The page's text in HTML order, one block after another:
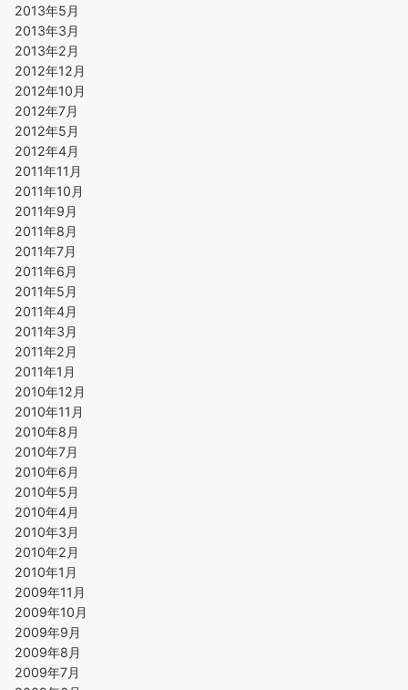
2013年5月
2013年3月
2013年2月
2012年12月
2012年10月
2012年7月
2012年5月
2012年4月
2011年11月
2011年10月
2011年9月
2011年8月
2011年7月
2011年6月
2011年5月
2011年4月
2011年3月
2011年2月
2011年1月
2010年12月
2010年11月
2010年8月
2010年7月
2010年6月
2010年5月
2010年4月
2010年3月
2010年2月
2010年1月
2009年11月
2009年10月
2009年9月
2009年8月
2009年7月